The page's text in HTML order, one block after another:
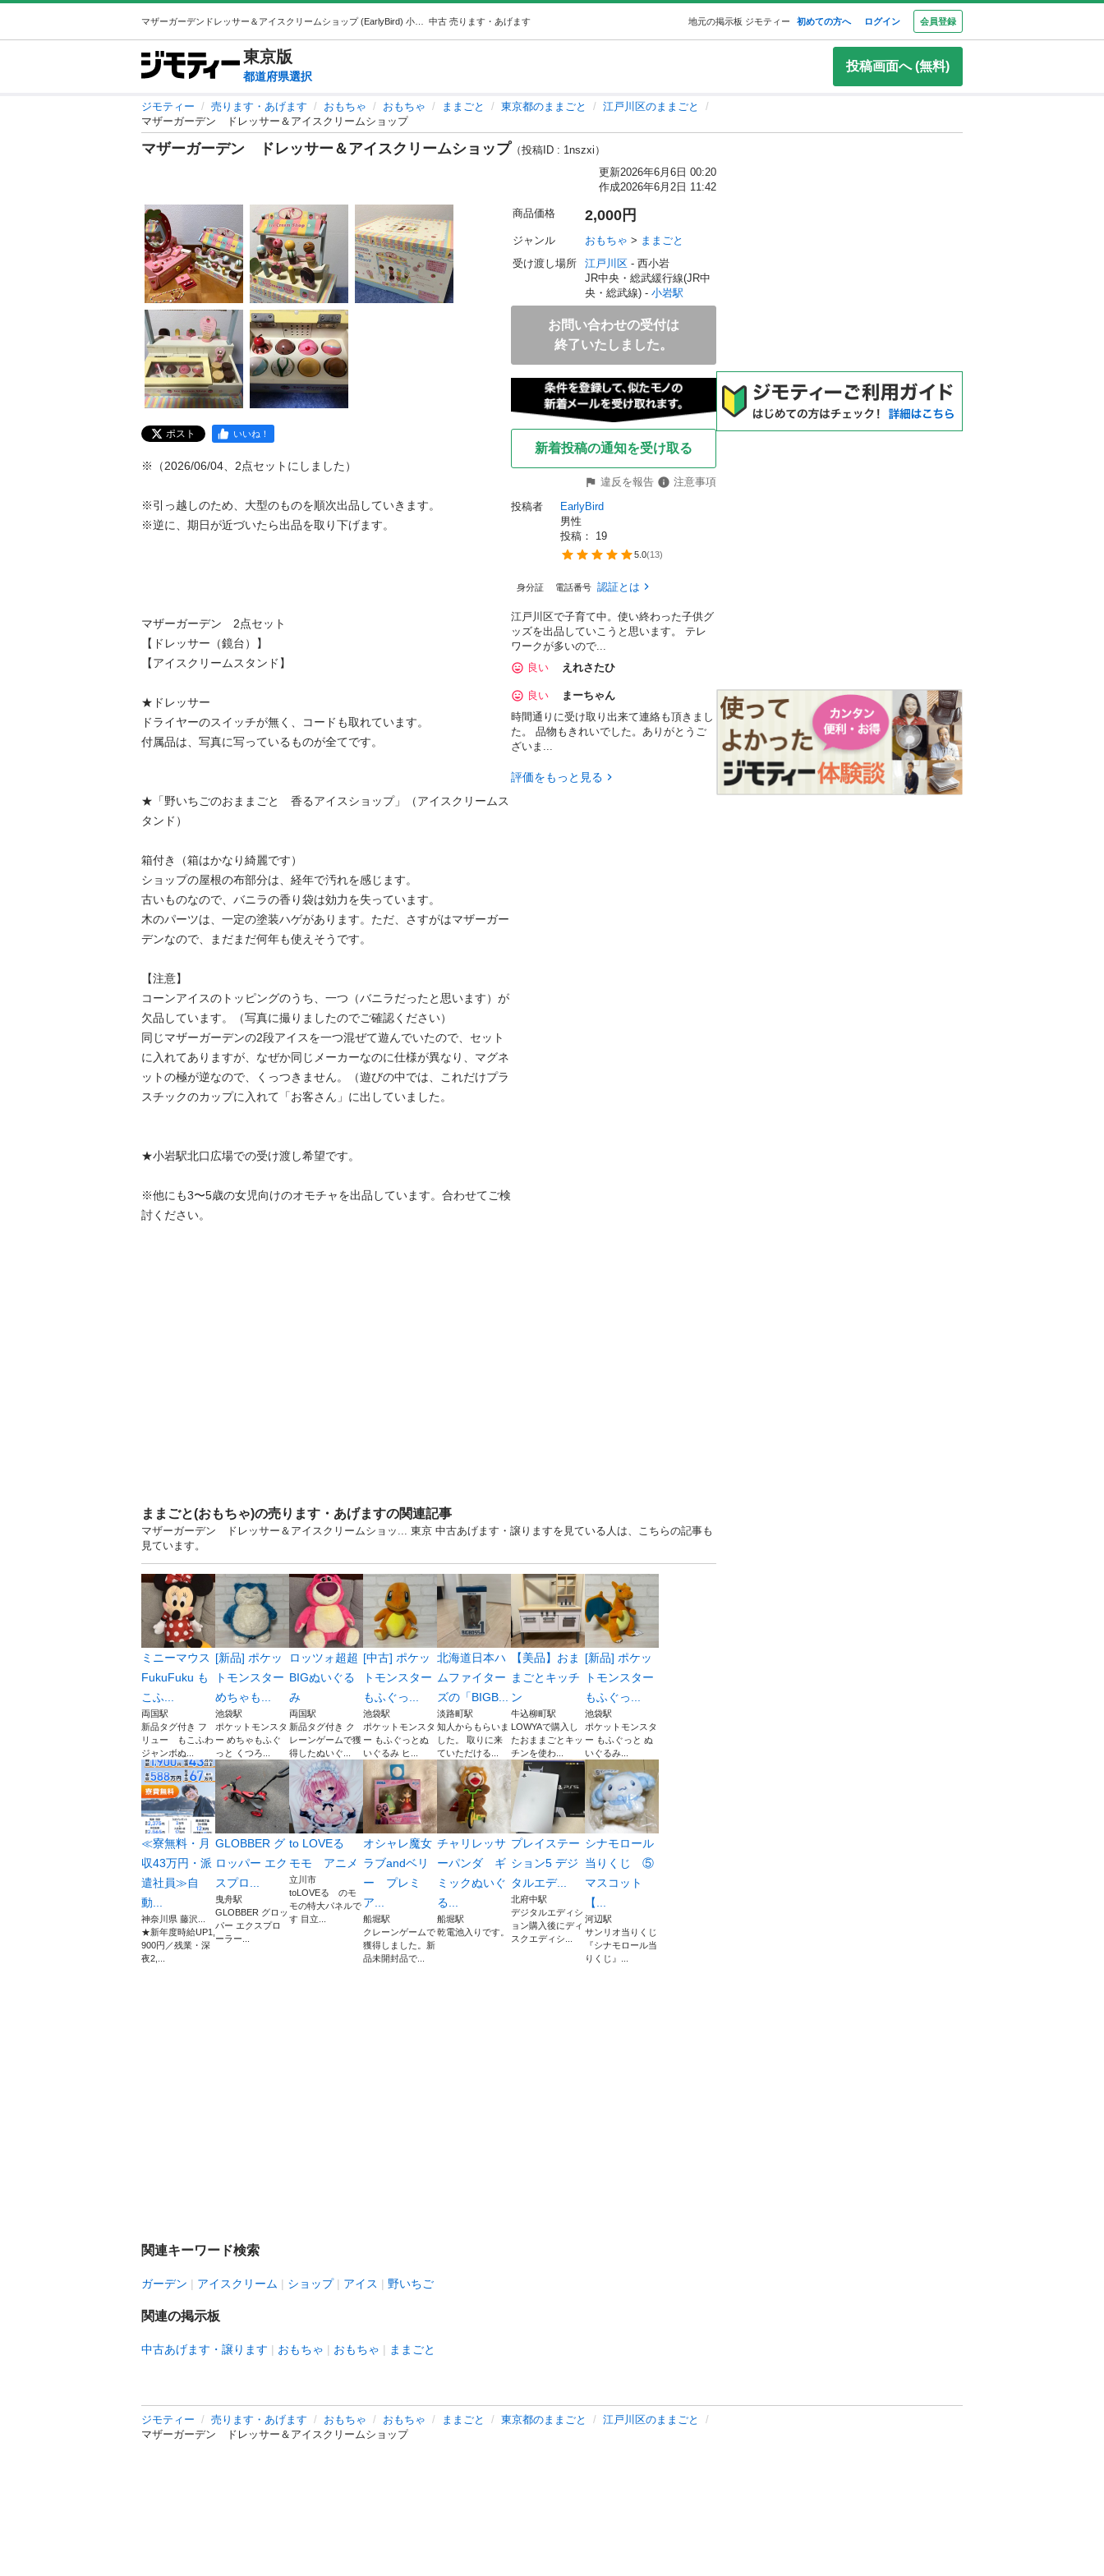
中古 売ります・あげます 地元の掲示板 ジモティー 初めての方へ ログイン 会員登録
東京版
都道府県選択
投稿画面へ (無料)
ジモティー 売ります・あげます おもちゃ おもちゃ ままごと 東京都のままごと
江戸川区のままごと
マザーガーデン ドレッサー＆アイスクリームショップ
マザーガーデン ドレッサー＆アイスクリームショップ （投稿ID : 1nszxi）
更新2026年6月6日 00:20
作成2026年6月2日 11:42
ポスト いいね！
※（2026/06/04、2点セットにしました）
※引っ越しのため、大型のものを順次出品していきます。
※逆に、期日が近づいたら出品を取り下げます。
マザーガーデン　2点セット
【ドレッサー（鏡台）】
【アイスクリームスタンド】
★ドレッサー
ドライヤーのスイッチが無く、コードも取れています。
付属品は、写真に写っているものが全てです。
★「野いちごのおままごと　香るアイスショップ」（アイスクリームス
タンド）
箱付き（箱はかなり綺麗です）
ショップの屋根の布部分は、経年で汚れを感じます。
古いものなので、バニラの香り袋は効力を失っています。
木のパーツは、一定の塗装ハゲがあります。ただ、さすがはマザーガー
デンなので、まだまだ何年も使えそうです。
【注意】
コーンアイスのトッピングのうち、一つ（バニラだったと思います）が
欠品しています。（写真に撮りましたのでご確認ください）
同じマザーガーデンの2段アイスを一つ混ぜて遊んでいたので、セット
に入れてありますが、なぜか同じメーカーなのに仕様が異なり、マグネ
ットの極が逆なので、くっつきません。（遊びの中では、これだけプラ
スチックのカップに入れて「お客さん」に出していました。
★小岩駅北口広場での受け渡し希望です。
※他にも3〜5歳の女児向けのオモチャを出品しています。合わせてご検
討ください。
商品価格 2,000円
ジャンル おもちゃ > ままごと
受け渡し場所
江戸川区 - 西小岩
JR中央・総武緩行線(JR中
央・総武線) - 小岩駅
お問い合わせの受付は
終了いたしました。
新着投稿の通知を受け取る
違反を報告
注意事項
投稿者
EarlyBird
男性
投稿： 19
5.0(13)
身分証 電話番号 認証とは
江戸川区で子育て中。使い終わった子供グ
ッズを出品していこうと思います。 テレ
ワークが多いので...
良い
えれさたひ
良い
まーちゃん
時間通りに受け取り出来て連絡も頂きまし
た。 品物もきれいでした。ありがとうご
ざいま...
評価をもっと見る
ままごと(おもちゃ)の売ります・あげますの関連記事
マザーガーデン ドレッサー＆アイスクリームショッ... 東京 中古あげます・譲りますを見ている人は、こちらの記事も
見ています。
ミニーマウス
FukuFuku も
こふ...
両国駅
新品タグ付き フ
リュー もこふわ
ジャンボぬ...
[新品] ポケッ
トモンスター
めちゃも...
池袋駅
ポケットモンスタ
ー めちゃもふぐ
っと くつろ...
ロッツォ超超
BIGぬいぐる
み
両国駅
新品タグ付き ク
レーンゲームで獲
得したぬいぐ...
[中古] ポケッ
トモンスター
もふぐっ...
池袋駅
ポケットモンスタ
ー もふぐっとぬ
いぐるみ ヒ...
北海道日本ハ
ムファイター
ズの「BIGB...
淡路町駅
知人からもらいま
した。 取りに来
ていただける...
【美品】おま
まごとキッチ
ン
牛込柳町駅
LOWYAで購入し
たおままごとキッ
チンを使わ...
[新品] ポケッ
トモンスター
もふぐっ...
池袋駅
ポケットモンスタ
ー もふぐっと ぬ
いぐるみ...
≪寮無料・月
収43万円・派
遣社員≫自
動...
神奈川県 藤沢...
★新年度時給UP1,
900円／残業・深
夜2,...
GLOBBER グ
ロッパー エク
スプロ...
曳舟駅
GLOBBER グロッ
パー エクスプロ
ーラー...
to LOVEる
モモ アニメ
立川市
toLOVEる のモ
モの特大パネルで
す 目立...
オシャレ魔女
ラブandベリ
ー プレミ
ア...
船堀駅
クレーンゲームで
獲得しました。新
品未開封品で...
チャリレッサ
ーパンダ ギ
ミックぬいぐ
る...
船堀駅
乾電池入りです。
プレイステー
ション5 デジ
タルエデ...
北府中駅
デジタルエディシ
ョン購入後にディ
スクエディシ...
シナモロール
当りくじ ⑤
マスコット
【...
河辺駅
サンリオ当りくじ
『シナモロール当
りくじ』...
関連キーワード検索
ガーデン アイスクリーム ショップ アイス 野いちご
関連の掲示板
中古あげます・譲ります おもちゃ おもちゃ ままごと
ジモティー 売ります・あげます おもちゃ おもちゃ ままごと 東京都のままごと
江戸川区のままごと
マザーガーデン ドレッサー＆アイスクリームショップ